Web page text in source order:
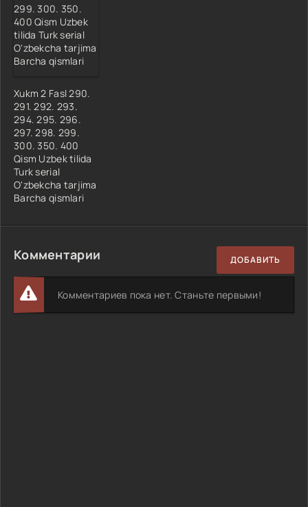
Xukm 2 Fasl 290.
291. 292. 293.
294. 295. 296.
297. 298. 299.
300. 350. 400
Qism Uzbek tilida
Turk serial
O'zbekcha tarjima
Barcha qismlari
Комментарии ДОБАВИТЬ
Комментариев пока нет. Станьте первыми!